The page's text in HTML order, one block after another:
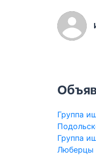
Группа
Группа
Люберцы